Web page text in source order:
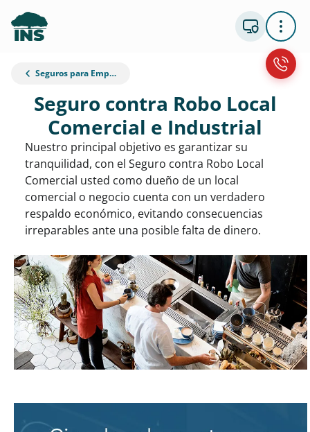
Seguros para Empresas
Seguro contra Robo Local
Comercial e Industrial
Nuestro principal objetivo es garantizar su
tranquilidad, con el Seguro contra Robo Local
Comercial usted como dueño de un local
comercial o negocio cuenta con un verdadero
respaldo económico, evitando consecuencias
irreparables ante una posible falta de dinero.